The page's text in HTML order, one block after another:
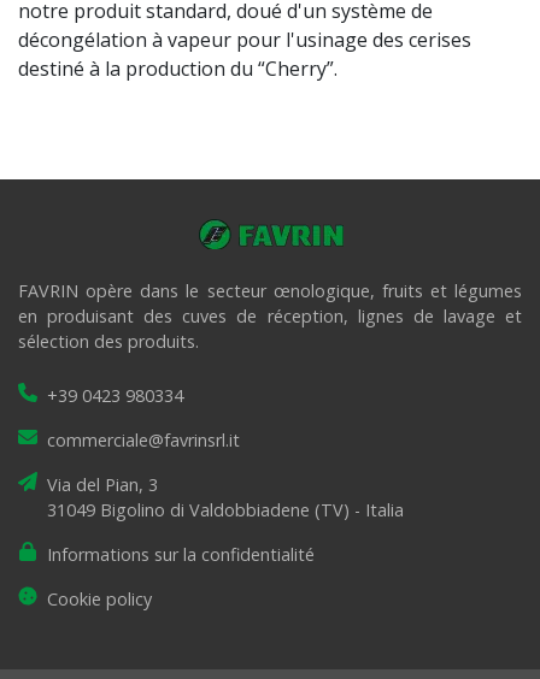
notre produit standard, doué d'un système de
décongélation à vapeur pour l'usinage des cerises
destiné à la production du “Cherry”.
FAVRIN opère dans le secteur œnologique, fruits et légumes
en produisant des cuves de réception, lignes de lavage et
sélection des produits.
+39 0423 980334
commerciale@favrinsrl.it
Via del Pian, 3
31049 Bigolino di Valdobbiadene (TV) - Italia
Informations sur la confidentialité
Cookie policy